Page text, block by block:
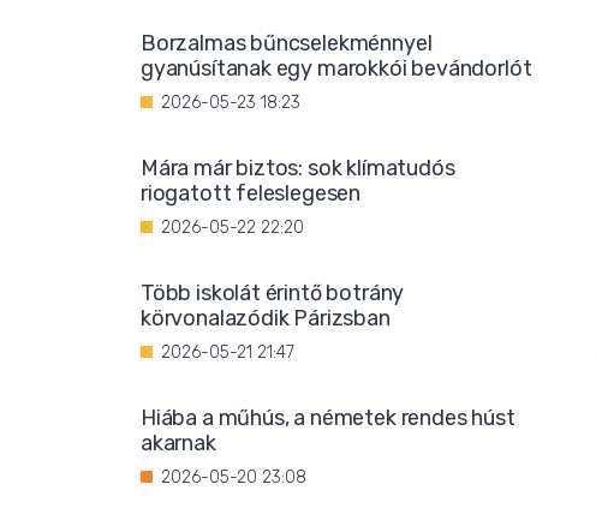
Borzalmas bűncselekménnyel
gyanúsítanak egy marokkói bevándorlót
2026-05-23 18:23
Mára már biztos: sok klímatudós
riogatott feleslegesen
2026-05-22 22:20
Több iskolát érintő botrány
körvonalazódik Párizsban
2026-05-21 21:47
Hiába a műhús, a németek rendes húst
akarnak
2026-05-20 23:08